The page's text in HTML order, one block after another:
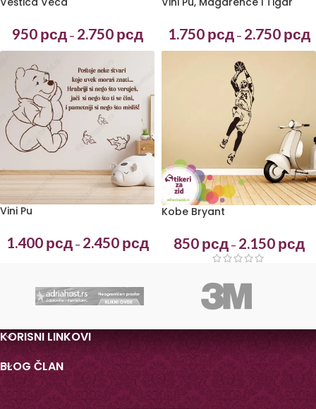
950 рсд – 2.750 рсд 1.750 рсд – 2.750 рсд
Vini Pu
1.400 рсд – 2.450 рсд
Kobe Bryant
850 рсд – 2.150 рсд
KORISNI LINKOVI
BLOG ČLAN